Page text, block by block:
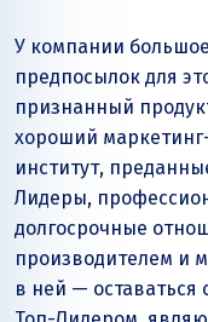
У компании
предпосылок для
признанный
хороший
институт,
Лидеры,
долгосрочные
производителем и
в ней —